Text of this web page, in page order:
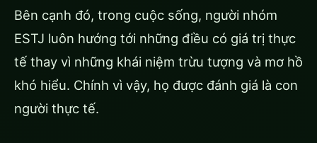
Bên cạnh đó, trong cuộc sống, người nhóm
ESTJ luôn hướng tới những điều có giá trị thực
tế thay vì những khái niệm trừu tượng và mơ hồ
khó hiểu. Chính vì vậy, họ được đánh giá là con
người thực tế.